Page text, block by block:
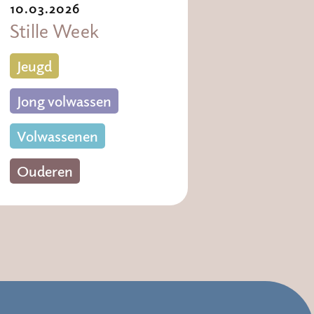
10.03.2026
Stille Week
Jeugd
Jong volwassen
Volwassenen
Ouderen